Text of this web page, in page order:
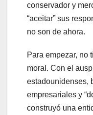
conservador y
“aceitar” sus
no son de ahora.
Para empezar, no
moral. Con el
estadounidenses,
empresariales y
construyó una